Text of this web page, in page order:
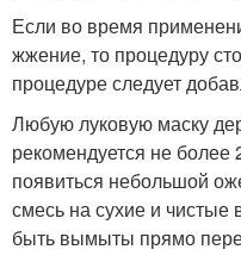
Если во время
жжение, то процедуру
процедуре следует
Любую луковую маску
рекомендуется не более
появиться небольшой
смесь на сухие и
быть вымыты прямо